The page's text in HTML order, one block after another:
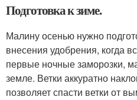
Подготовка к зиме.
Малину осенью нужно
внесения удобрения, когда
первые ночные заморозки,
земле. Ветки аккуратно
позволяет спасти ветки от